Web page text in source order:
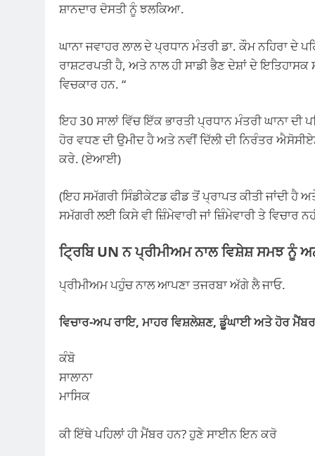
ਸ਼ਾਨਦਾਰ ਦੋਸਤੀ ਨੂੰ ਝਲਕਿਆ.
ਘਾਨਾ ਜਵਾਹਰ ਲਾਲ ਦੇ ਪ੍ਰਧਾਨ ਮੰਤਰੀ ਡਾ. ਕੌਮ ਨਹਿਰਾ ਦੇ
ਰਾਸ਼ਟਰਪਤੀ ਹੈ, ਅਤੇ ਨਾਲ ਹੀ ਸਾਡੀ ਭੈਣ ਦੇਸ਼ਾਂ ਦੇ
ਵਿਚਕਾਰ ਹਨ. “
ਇਹ 30 ਸਾਲਾਂ ਵਿੱਚ ਇੱਕ ਭਾਰਤੀ ਪ੍ਰਧਾਨ ਮੰਤਰੀ ਘਾਨਾ ਦੀ
ਹੋਰ ਵਧਣ ਦੀ ਉਮੀਦ ਹੈ ਅਤੇ ਨਵੀਂ ਦਿੱਲੀ ਦੀ ਨਿਰੰਤਰ
ਕਰੇ. (ਏਆਈ)
(ਇਹ ਸਮੱਗਰੀ ਸਿੰਡੀਕੇਟਡ ਫੀਡ ਤੋਂ ਪ੍ਰਾਪਤ ਕੀਤੀ ਜਾਂਦੀ ਹੈ
ਸਮੱਗਰੀ ਲਈ ਕਿਸੇ ਵੀ ਜ਼ਿੰਮੇਵਾਰੀ ਜਾਂ ਜ਼ਿੰਮੇਵਾਰੀ ਤੇ ਵਿਚਾਰ
ਟ੍ਰਿਬਿ UN ਨ ਪ੍ਰੀਮੀਅਮ ਨਾਲ ਵਿਸ਼ੇਸ਼ ਸਮਝ ਨੂੰ
ਪ੍ਰੀਮੀਅਮ ਪਹੁੰਚ ਨਾਲ ਆਪਣਾ ਤਜਰਬਾ ਅੱਗੇ ਲੈ ਜਾਓ.
ਵਿਚਾਰ-ਅਪ ਰਾਇ, ਮਾਹਰ ਵਿਸ਼ਲੇਸ਼ਣ, ਡੂੰਘਾਈ ਅਤੇ ਹੋਰ
ਕੰਬੋ
ਸਾਲਾਨਾ
ਮਾਸਿਕ
ਕੀ ਇੱਥੇ ਪਹਿਲਾਂ ਹੀ ਮੈਂਬਰ ਹਨ? ਹੁਣੇ ਸਾਈਨ ਇਨ ਕਰੋ